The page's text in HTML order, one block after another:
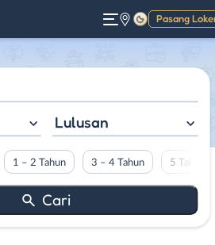
Pasang
Gelap
Lulusan
1 – 2 Tahun 3 – 4 Tahun 5 Tahun